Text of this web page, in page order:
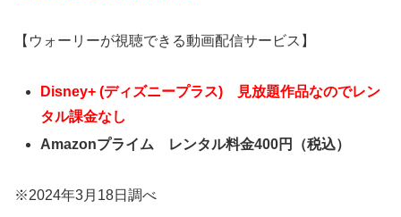
【ウォーリーが視聴できる動画配信サービス】
Disney+ (ディズニープラス) 見放題作品なのでレン
タル課金なし
Amazonプライム レンタル料金400円（税込）
※2024年3月18日調べ